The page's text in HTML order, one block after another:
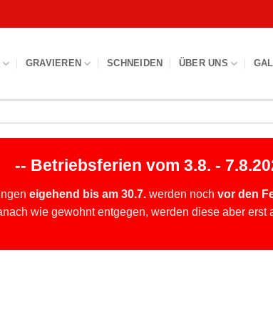
GRAVIEREN SCHNEIDEN ÜBER UNS
-- Betriebsferien vom 3.8. -
eigehend bis am 30.7.werden noch vor den
wie gewohnt entgegen, werden diese aber erst